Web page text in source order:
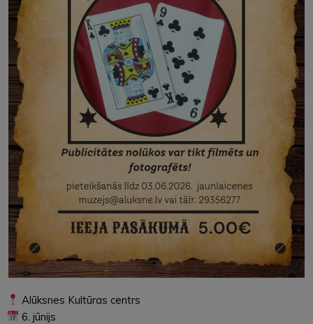
Alūksnes Kultūras centrs
6. jūnijs